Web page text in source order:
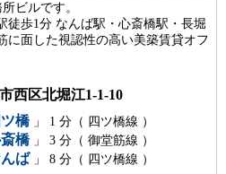
ビルです。
徒歩1分 なんば駅・心斎橋駅・長堀
に面した視認性の高い美築賃貸オフ
西区北堀江1-1-10
ツ橋 」 1 分（ 四ツ橋線 ）
橋 」 3 分（ 御堂筋線 ）
ば 」 8 分（ 四ツ橋線 ）